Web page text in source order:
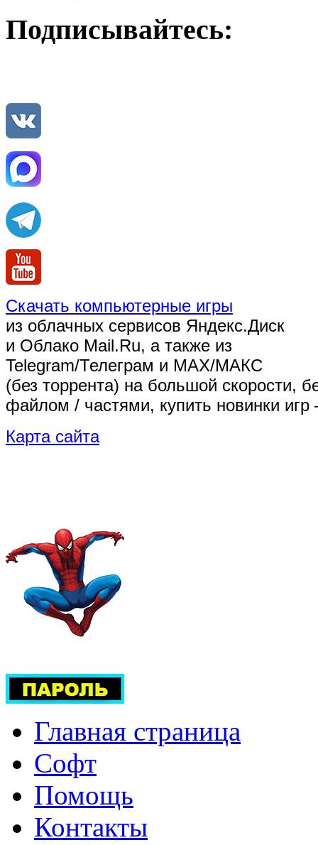
Подписывайтесь:
Скачать компьютерные игры
из облачных сервисов Яндекс.Диск
и Облако Mail.Ru, а также из
Telegram/Телеграм и MAX/МАКС
(без торрента) на большой скорости,
файлом / частями, купить новинки
Карта сайта
Главная страница
Софт
Помощь
Контакты